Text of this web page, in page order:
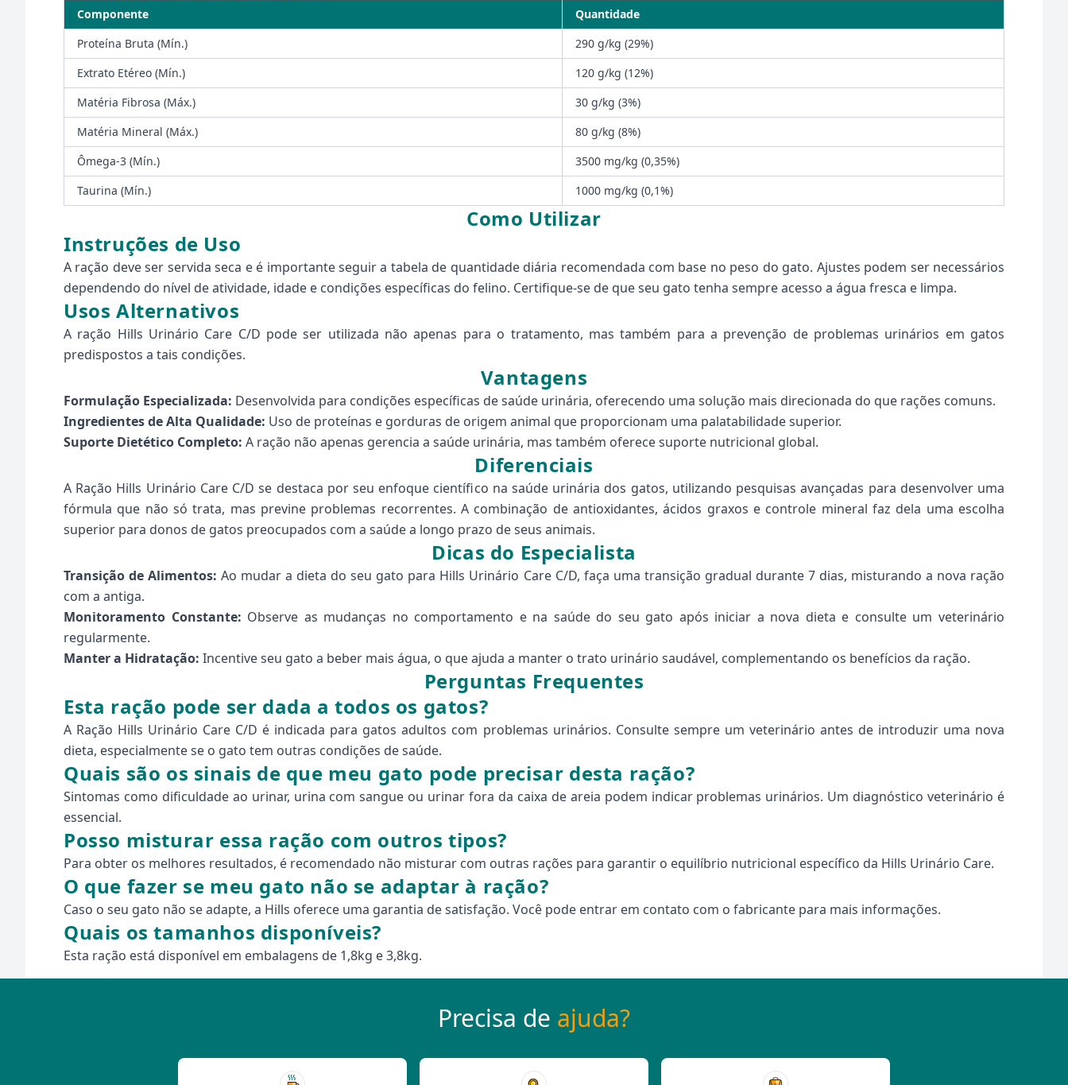
Componente
Quantidade
Proteína Bruta (Mín.)
290 g/kg (29%)
Extrato Etéreo (Mín.)
120 g/kg (12%)
Matéria Fibrosa (Máx.)
30 g/kg (3%)
Matéria Mineral (Máx.)
80 g/kg (8%)
Ômega-3 (Mín.)
3500 mg/kg (0,35%)
Taurina (Mín.)
1000 mg/kg (0,1%)
Como Utilizar
Instruções de Uso
A ração deve ser servida seca e é importante seguir a tabela de quantidade diária recomendada com base no peso do gato. Ajustes podem ser necessários
dependendo do nível de atividade, idade e condições específicas do felino. Certifique-se de que seu gato tenha sempre acesso a água fresca e limpa.
Usos Alternativos
A ração Hills Urinário Care C/D pode ser utilizada não apenas para o tratamento, mas também para a prevenção de problemas urinários em gatos
predispostos a tais condições.
Vantagens
Formulação Especializada: Desenvolvida para condições específicas de saúde urinária, oferecendo uma solução mais direcionada do que rações comuns.
Ingredientes de Alta Qualidade: Uso de proteínas e gorduras de origem animal que proporcionam uma palatabilidade superior.
Suporte Dietético Completo: A ração não apenas gerencia a saúde urinária, mas também oferece suporte nutricional global.
Diferenciais
A Ração Hills Urinário Care C/D se destaca por seu enfoque científico na saúde urinária dos gatos, utilizando pesquisas avançadas para desenvolver uma
fórmula que não só trata, mas previne problemas recorrentes. A combinação de antioxidantes, ácidos graxos e controle mineral faz dela uma escolha
superior para donos de gatos preocupados com a saúde a longo prazo de seus animais.
Dicas do Especialista
Transição de Alimentos: Ao mudar a dieta do seu gato para Hills Urinário Care C/D, faça uma transição gradual durante 7 dias, misturando a nova ração
com a antiga.
Monitoramento Constante: Observe as mudanças no comportamento e na saúde do seu gato após iniciar a nova dieta e consulte um veterinário
regularmente.
Manter a Hidratação: Incentive seu gato a beber mais água, o que ajuda a manter o trato urinário saudável, complementando os benefícios da ração.
Perguntas Frequentes
Esta ração pode ser dada a todos os gatos?
A Ração Hills Urinário Care C/D é indicada para gatos adultos com problemas urinários. Consulte sempre um veterinário antes de introduzir uma nova
dieta, especialmente se o gato tem outras condições de saúde.
Quais são os sinais de que meu gato pode precisar desta ração?
Sintomas como dificuldade ao urinar, urina com sangue ou urinar fora da caixa de areia podem indicar problemas urinários. Um diagnóstico veterinário é
essencial.
Posso misturar essa ração com outros tipos?
Para obter os melhores resultados, é recomendado não misturar com outras rações para garantir o equilíbrio nutricional específico da Hills Urinário Care.
O que fazer se meu gato não se adaptar à ração?
Caso o seu gato não se adapte, a Hills oferece uma garantia de satisfação. Você pode entrar em contato com o fabricante para mais informações.
Quais os tamanhos disponíveis?
Esta ração está disponível em embalagens de 1,8kg e 3,8kg.
Precisa de ajuda?